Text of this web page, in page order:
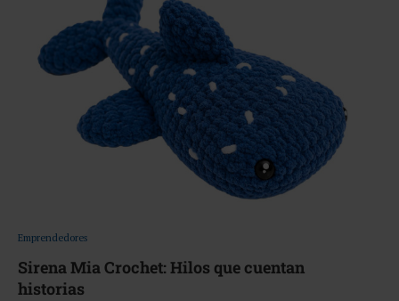
Emprendedores
Sirena Mia Crochet: Hilos que cuentan
historias